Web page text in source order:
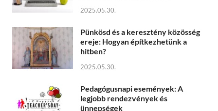
2025.05.30.
Pünkösd és a keresztény közösség
ereje: Hogyan építkezhetünk a
hitben?
2025.05.30.
Pedagógusnapi események: A
legjobb rendezvények és
ünnepségek